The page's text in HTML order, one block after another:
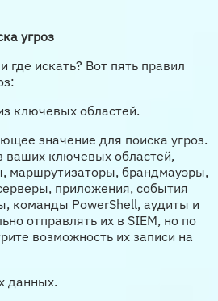
угроз
где искать? Вот пять правил
ключевых областей.
значение для поиска угроз.
ваших ключевых областей,
маршрутизаторы, брандмауэры,
приложения, события
команды PowerShell, аудиты и
отправлять их в SIEM, но по
возможность их записи на
данных.